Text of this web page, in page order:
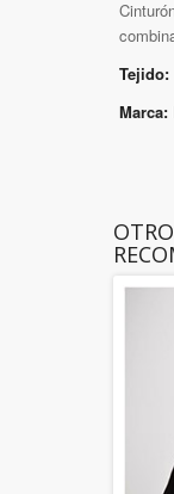
Tejido:
Marca: